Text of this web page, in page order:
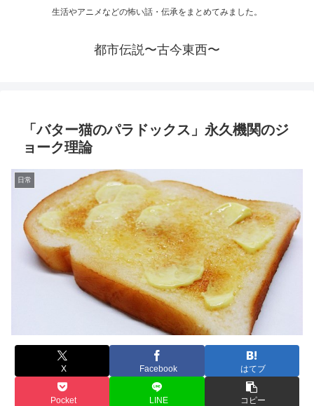
生活やアニメなどの怖い話・伝承をまとめてみました。
都市伝説〜古今東西〜
「バター猫のパラドックス」永久機関のジ
ョーク理論
日常
X Facebook はてブ
Pocket LINE コピー